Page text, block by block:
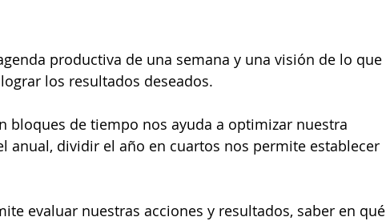
productiva de una semana y una visión de lo que
los resultados deseados.
bloques de tiempo nos ayuda a optimizar nuestra
anual, dividir el año en cuartos nos permite establecer
evaluar nuestras acciones y resultados, saber en qué